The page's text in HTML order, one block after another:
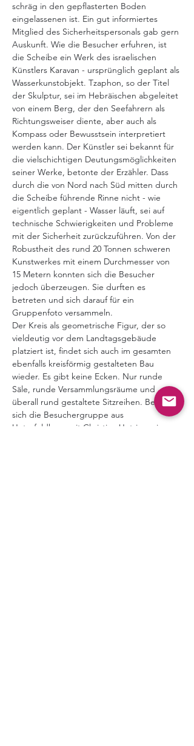
schräg in den gepflasterten Boden
eingelassenen ist. Ein gut informiertes
Mitglied des Sicherheitspersonals gab gern
Auskunft. Wie die Besucher erfuhren, ist
die Scheibe ein Werk des israelischen
Künstlers Karavan - ursprünglich geplant als
Wasserkunstobjekt. Tzaphon, so der Titel
der Skulptur, sei im Hebräischen abgeleitet
von einem Berg, der den Seefahrern als
Richtungsweiser diente, aber auch als
Kompass oder Bewusstsein interpretiert
werden kann. Der Künstler sei bekannt für
die vielschichtigen Deutungsmöglichkeiten
seiner Werke, betonte der Erzähler. Dass
durch die von Nord nach Süd mitten durch
die Scheibe führende Rinne nicht - wie
eigentlich geplant - Wasser läuft, sei auf
technische Schwierigkeiten und Probleme
mit der Sicherheit zurückzuführen. Von der
Robustheit des rund 20 Tonnen schweren
Kunstwerkes mit einem Durchmesser von
15 Metern konnten sich die Besucher
jedoch überzeugen. Sie durften es
betreten und sich darauf für ein
Gruppenfoto versammeln.
Der Kreis als geometrische Figur, der so
vieldeutig vor dem Landtagsgebäude
platziert ist, findet sich auch im gesamten
ebenfalls kreisförmig gestalteten Bau
wieder. Es gibt keine Ecken. Nur runde
Säle, runde Versammlungsräume und
überall rund gestaltete Sitzreihen. Bevor
sich die Besuchergruppe aus
Unterfeldhaus mit Christian Untrieser in